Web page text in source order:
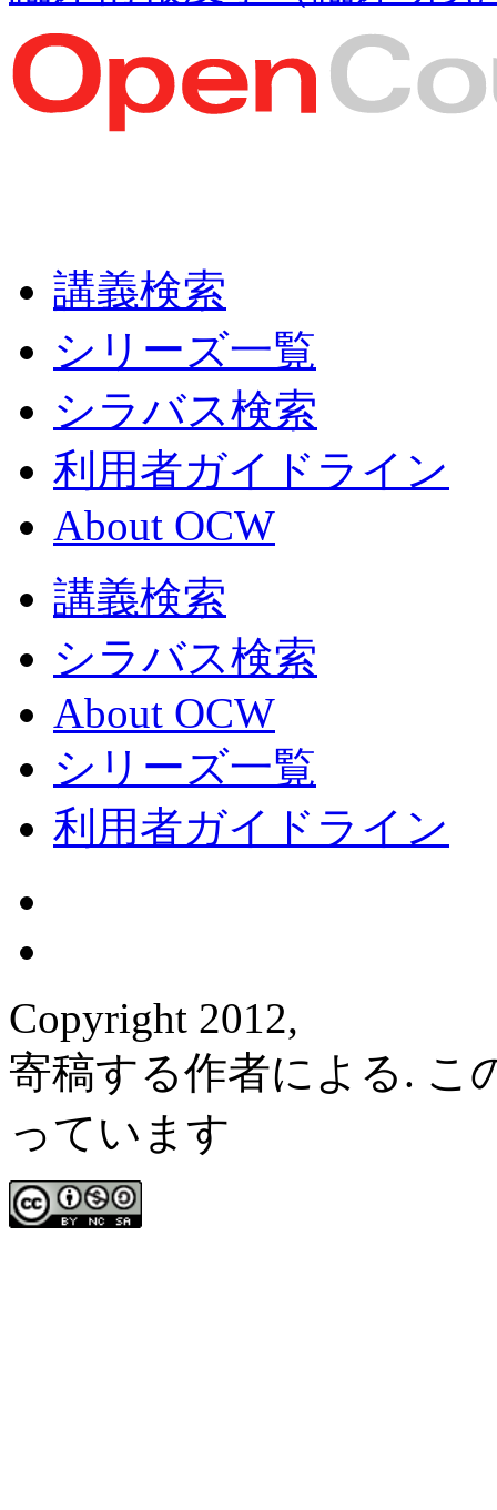
講義検索
シリーズ一覧
シラバス検索
利用者ガイドライン
About OCW
講義検索
シラバス検索
About OCW
シリーズ一覧
利用者ガイドライン
Copyright 2012,
寄稿する作者による. こ
っています